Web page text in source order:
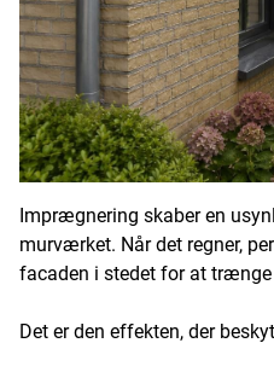
Imprægnering skaber en
murværket. Når det regner,
facaden i stedet for at
Det er den effekten, der